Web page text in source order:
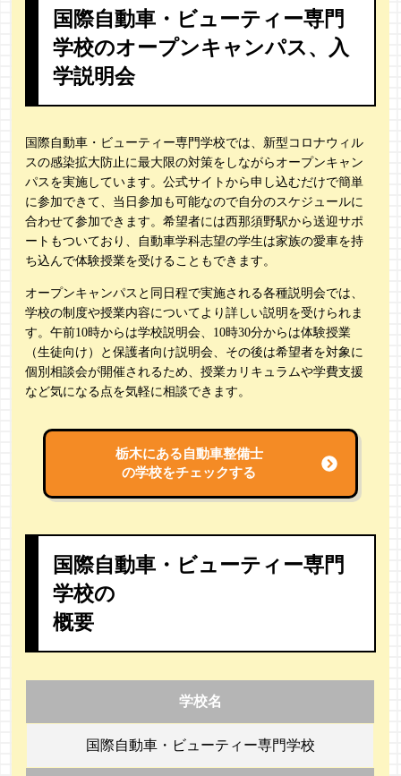
国際自動車・ビューティー専門
学校のオープンキャンパス、入
学説明会
国際自動車・ビューティー専門学校では、新型コロナウィル
スの感染拡大防止に最大限の対策をしながらオープンキャン
パスを実施しています。公式サイトから申し込むだけで簡単
に参加できて、当日参加も可能なので自分のスケジュールに
合わせて参加できます。希望者には西那須野駅から送迎サポ
ートもついており、自動車学科志望の学生は家族の愛車を持
ち込んで体験授業を受けることもできます。
オープンキャンパスと同日程で実施される各種説明会では、
学校の制度や授業内容についてより詳しい説明を受けられま
す。午前10時からは学校説明会、10時30分からは体験授業
（生徒向け）と保護者向け説明会、その後は希望者を対象に
個別相談会が開催されるため、授業カリキュラムや学費支援
など気になる点を気軽に相談できます。
栃木にある自動車整備士
の学校をチェックする
国際自動車・ビューティー専門
学校の
概要
学校名
国際自動車・ビューティー専門学校